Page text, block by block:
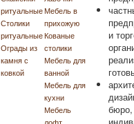
ритуальные
Столики
ритуальные
Ограды из
камня с
ковкой
Мебель в
прихожую
Кованые
столики
Мебель для
ванной
Мебель для
кухни
Мебель
и
бюро,